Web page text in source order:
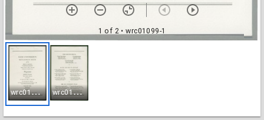
1 of 2 • wrc01099-1
w
rc01099-1 w
rc01099-2